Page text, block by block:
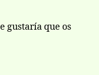
gustaría que os